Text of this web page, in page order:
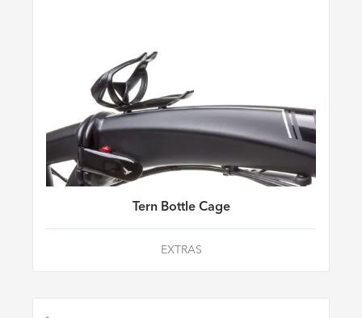
Tern Bottle Cage
EXTRAS